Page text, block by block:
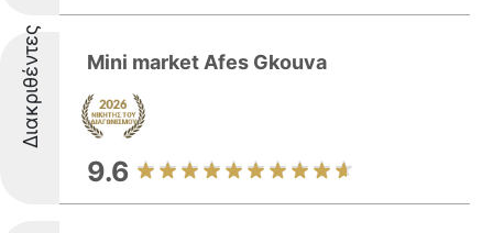
Διακριθέντες Mini market Afes Gkouva
9.6